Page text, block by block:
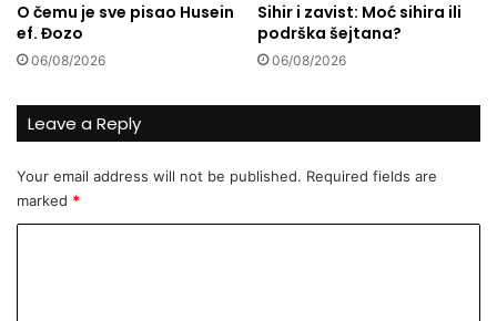
v
i
ć
i
k
i
u
č
i
O čemu je sve pisao Husein
ef. Đozo
06/08/2026
Sihir i zavist: Moć sihira ili
podrška šejtana?
06/08/2026
Leave a Reply
Your email address will not be published. Required fields are
marked *